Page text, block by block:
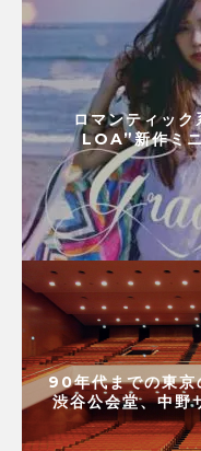
ロマンティッ
LOA”新作ミ
90年代までの東京
渋谷公会堂、中野